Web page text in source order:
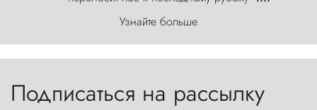
первозданного мира, где ветер с
первобытной яростью ваяет ландшафт, а пики
Торрес-дель-Пайне, словно каменные стражи,
Узнайте больше
Подписаться на рассылку